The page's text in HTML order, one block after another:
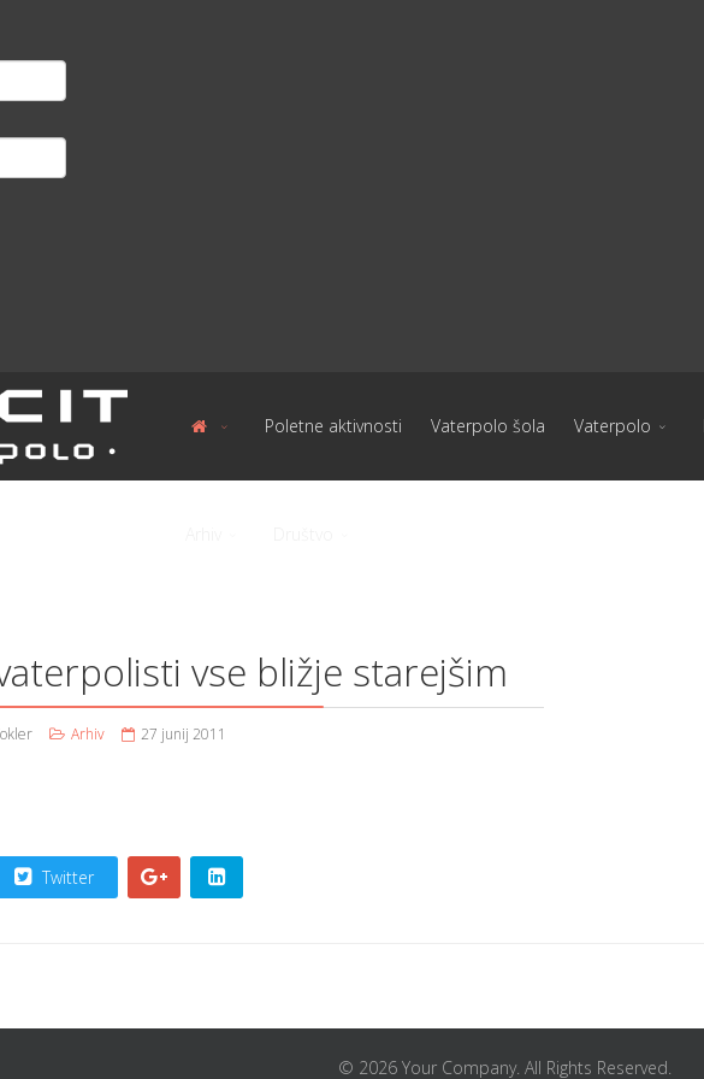
Poletne aktivnosti Vaterpolo šola Vaterpolo
vse bližje starejšim
Arhiv 27 junij 2011
Twitter
© 2026 Your Company. All Rights Reserved.